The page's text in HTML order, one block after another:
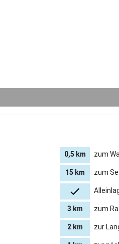
Wir freuen uns darauf, Sie in
0,5 km zum
15 km zum
3 km zum
2 km zur